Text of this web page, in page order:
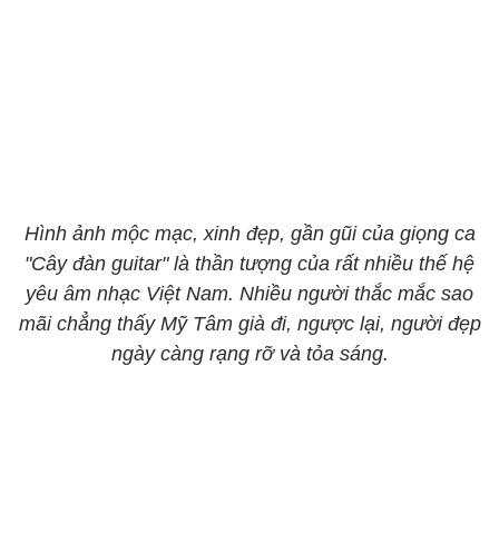
Hình ảnh mộc mạc, xinh đẹp, gần gũi của giọng ca
"Cây đàn guitar" là thần tượng của rất nhiều thế hệ
yêu âm nhạc Việt Nam. Nhiều người thắc mắc sao
mãi chẳng thấy Mỹ Tâm già đi, ngược lại, người đẹp
ngày càng rạng rỡ và tỏa sáng.